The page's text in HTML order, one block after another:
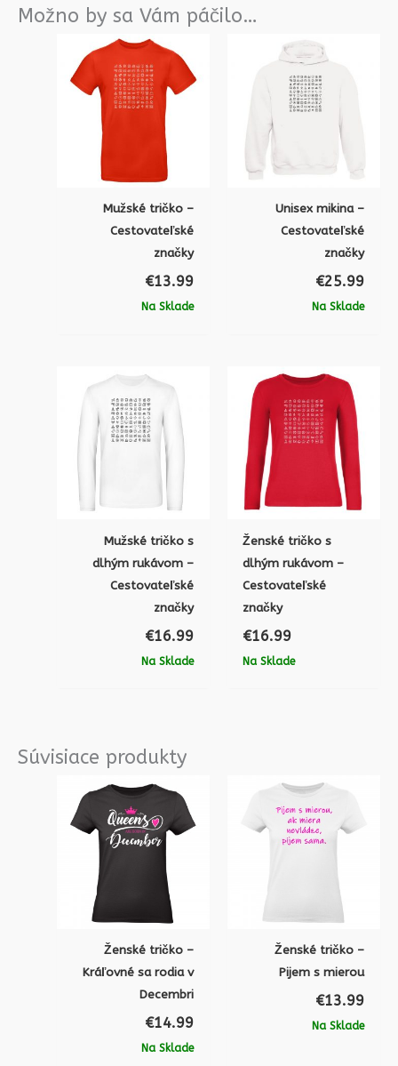
Možno by sa Vám páčilo…
Mužské tričko –
Cestovateľské
značky
€13.99
Na Sklade
Unisex mikina –
Cestovateľské
značky
€25.99
Na Sklade
Mužské tričko s
dlhým rukávom –
Cestovateľské
značky
€16.99
Na Sklade
Ženské tričko s
dlhým rukávom –
Cestovateľské
značky
€16.99
Na Sklade
Súvisiace produkty
Ženské tričko –
Kráľovné sa rodia v
Decembri
€14.99
Na Sklade
Ženské tričko –
Pijem s mierou
€13.99
Na Sklade